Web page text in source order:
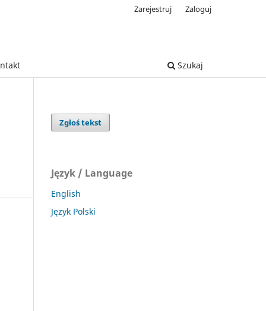
Szukaj
Zarejestruj Zaloguj
Zgłoś tekst
Język / Language
English
Język Polski